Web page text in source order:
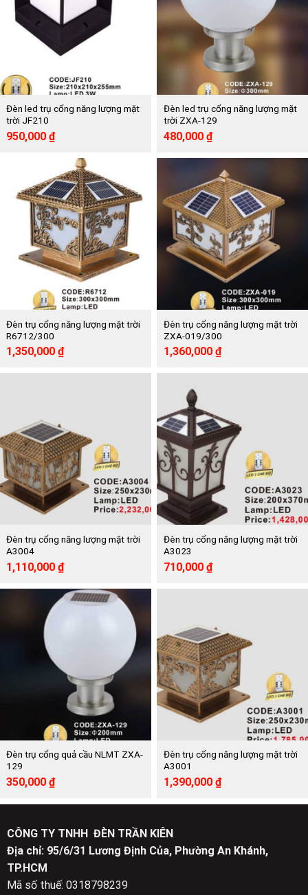
Đèn led trụ cổng năng lượng mặt
trời JF210
Giá
950,000 ₫Giá
hiện
950,000 ₫.
Đèn led trụ cổng năng lượng mặt
trời ZXA-129
Giá
là:
480,000 ₫Giá
hiện
tại
480,000 ₫.
Đèn trụ cổng năng lượng mặt trời
R6712/300
Giá
là:
1,350,000 ₫Giá
tại
Đèn trụ cổng năng lượng mặt trời
ZXA-019/300
Giá
là:
1,360,000 ₫Giá
tại
Đèn trụ cổng năng lượng mặt trời
A3004
Giá
gốc
là:
2,232,000 ₫.
1,110,000 ₫Giá
hiện
tại
là:
1,110,000 ₫.
Đèn trụ cổng năng lượng mặt trời
A3023
Giá
là:
710,000 ₫Giá
hiện
tại
Đèn trụ cổng quả cầu NLMT ZXA-
129
Giá
là:
350,000 ₫Giá
hiện
tại
350,000 ₫.
Đèn trụ cổng năng lượng mặt trời
A3001
Giá
gốc
là:
1,390,000 ₫Giá
hiện
tại
CÔNG TY TNHH ĐÈN TRẦN KIÊN
Địa chỉ: 95/6/31 Lương Định Của, Phường An Khánh,
TP.HCM
Mã số thuế: 0318798239